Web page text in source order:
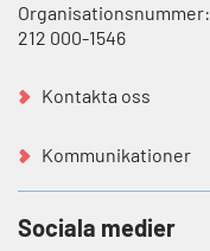
Organisationsnummer:
212 000-1546
Kontakta oss
Kommunikationer
Sociala medier